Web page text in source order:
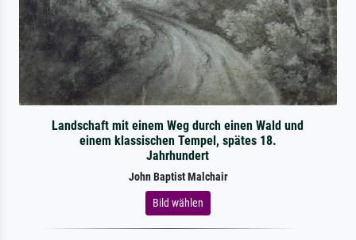
Landschaft mit einem Weg durch einen Wald und
einem klassischen Tempel, spätes 18.
Jahrhundert
John Baptist Malchair
Bild wählen